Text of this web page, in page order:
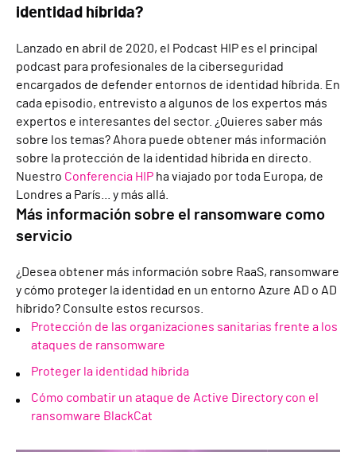
identidad híbrida?
Lanzado en abril de 2020, el Podcast HIP es el principal
podcast para profesionales de la ciberseguridad
encargados de defender entornos de identidad híbrida. En
cada episodio, entrevisto a algunos de los expertos más
expertos e interesantes del sector. ¿Quieres saber más
sobre los temas? Ahora puede obtener más información
sobre la protección de la identidad híbrida en directo.
Nuestro Conferencia HIP ha viajado por toda Europa, de
Londres a París... y más allá.
Más información sobre el ransomware como
servicio
¿Desea obtener más información sobre RaaS, ransomware
y cómo proteger la identidad en un entorno Azure AD o AD
híbrido? Consulte estos recursos.
Protección de las organizaciones sanitarias frente a los
ataques de ransomware
Proteger la identidad híbrida
Cómo combatir un ataque de Active Directory con el
ransomware BlackCat